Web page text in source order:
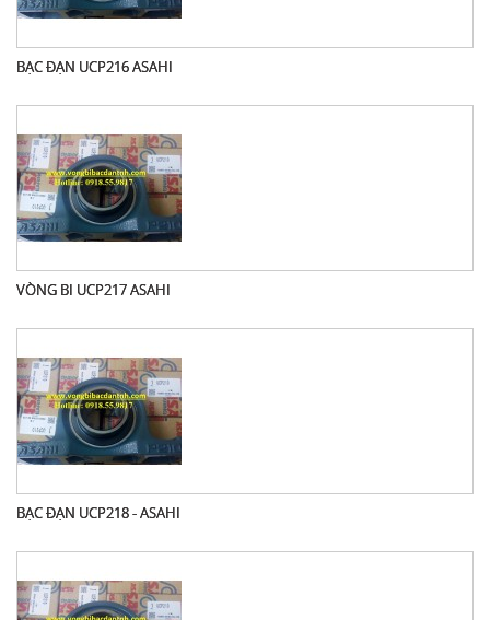
BẠC ĐẠN UCP216 ASAHI
VÒNG BI UCP217 ASAHI
BẠC ĐẠN UCP218 - ASAHI